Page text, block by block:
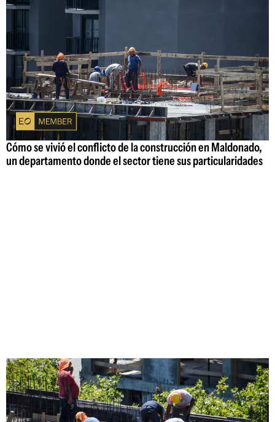
Cómo se vivió el conflicto de la construcción en Maldonado,
un departamento donde el sector tiene sus particularidades